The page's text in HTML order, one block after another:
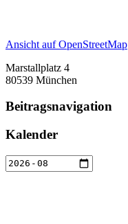
Ansicht auf OpenStreetMap
Marstallplatz 4
80539 München
Beitragsnavigation
Kalender